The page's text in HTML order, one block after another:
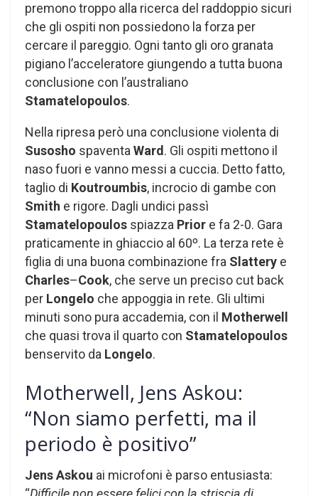
premono troppo alla ricerca del raddoppio sicuri
che gli ospiti non possiedono la forza per
cercare il pareggio. Ogni tanto gli oro granata
pigiano l’acceleratore giungendo a tutta buona
conclusione con l’australiano
Stamatelopoulos.
Nella ripresa però una conclusione violenta di
Susosho spaventa Ward . Gli ospiti mettono il
naso fuori e vanno messi a cuccia. Detto fatto,
taglio di Koutroumbis, incrocio di gambe con
Smith e rigore. Dagli undici passì
Stamatelopoulos spiazza Prior e fa 2-0. Gara
praticamente in ghiaccio al 60º. La terza rete è
figlia di una buona combinazione fra Slattery e
Charles–Cook, che serve un preciso cut back
per Longelo che appoggia in rete. Gli ultimi
minuti sono pura accademia, con il Motherwell
che quasi trova il quarto con Stamatelopoulos
benservito da Longelo.
Motherwell, Jens Askou:
“Non siamo perfetti, ma il
periodo è positivo”
JensAskou ai microfoni è parso entusiasta: